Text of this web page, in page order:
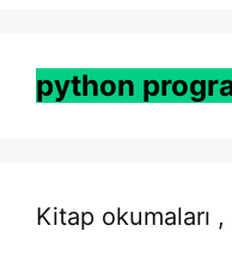
python
Kitap okumaları ,